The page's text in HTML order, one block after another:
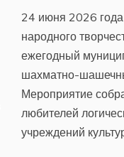
24 июня 2026
народного
ежегодный
шахматно-
Мероприятие
любителей
учреждений